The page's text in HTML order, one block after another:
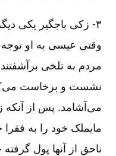
۳-‏‏ زکی باجگیر یکی
وقتی عیسی به او
مردم به تلخی
نشست و برخاست
می‌آشامد. پس از
مایملک خود را به
ناحق از آنها پول گرفته